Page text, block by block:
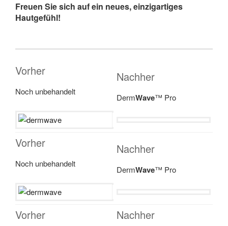
Freuen Sie sich auf ein neues, einzigartiges
Hautgefühl!
Vorher
Noch unbehandelt
Nachher
DermWave™ Pro
Vorher
Noch unbehandelt
Nachher
DermWave™ Pro
Vorher Nachher